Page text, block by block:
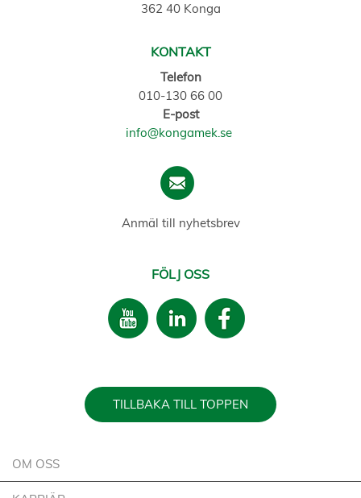
362 40 Konga
KONTAKT
Telefon
010-130 66 00
E-post
info@kongamek.se
Anmäl till nyhetsbrev
FÖLJ OSS
TILLBAKA TILL TOPPEN
OM OSS